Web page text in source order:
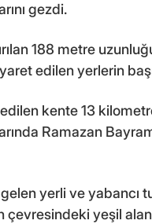
gezdi.
188 metre
edilen yerlerin
kente 13
Ramazan
gelen yerli ve
çevresindeki yeşil